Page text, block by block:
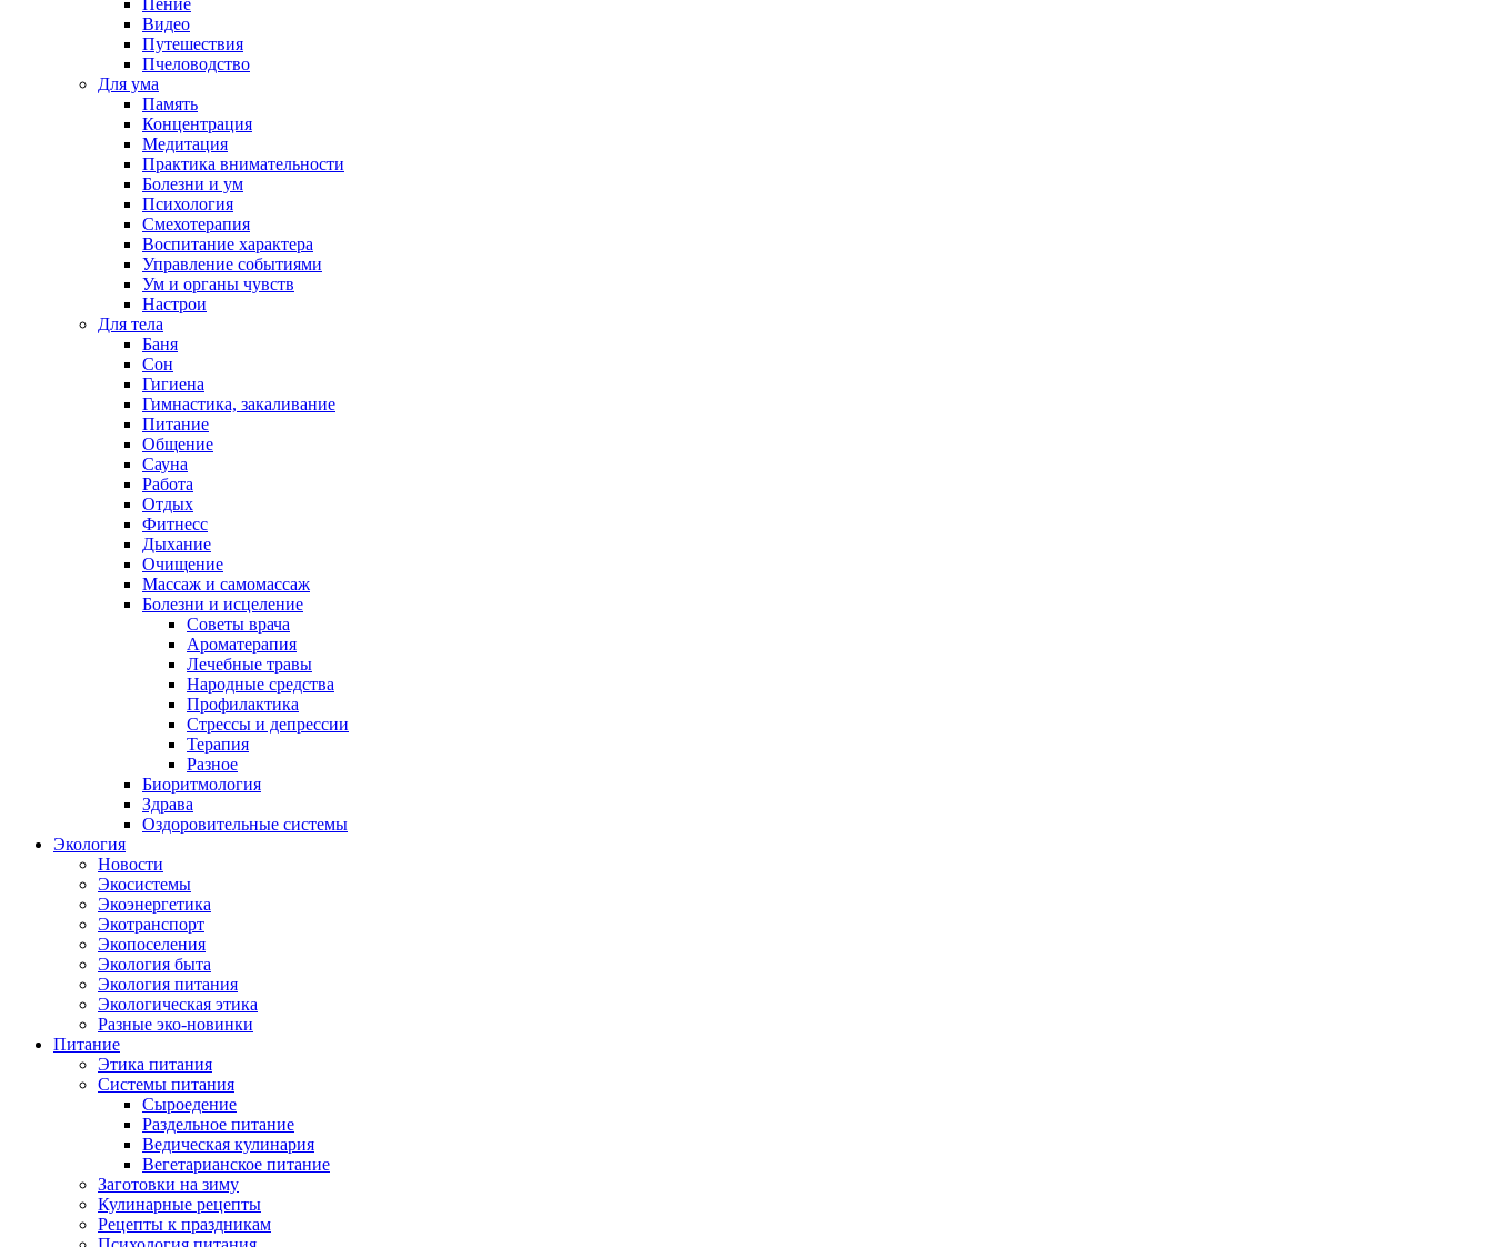
Пение
Видео
Путешествия
Пчеловодство
Для ума
Память
Концентрация
Медитация
Практика внимательности
Болезни и ум
Психология
Смехотерапия
Воспитание характера
Управление событиями
Ум и органы чувств
Настрои
Для тела
Баня
Сон
Гигиена
Гимнастика, закаливание
Питание
Общение
Сауна
Работа
Отдых
Фитнесс
Дыхание
Очищение
Массаж и самомассаж
Болезни и исцеление
Советы врача
Ароматерапия
Лечебные травы
Народные средства
Профилактика
Стрессы и депрессии
Терапия
Разное
Биоритмология
Здрава
Оздоровительные системы
Экология
Новости
Экосистемы
Экоэнергетика
Экотранспорт
Экопоселения
Экология быта
Экология питания
Экологическая этика
Разные эко-новинки
Питание
Этика питания
Системы питания
Сыроедение
Раздельное питание
Ведическая кулинария
Вегетарианское питание
Заготовки на зиму
Кулинарные рецепты
Рецепты к праздникам